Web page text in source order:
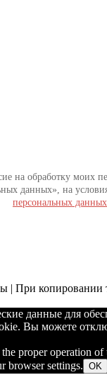
на обработку моих
данных», на
персональных
копировании
данные для
Вы можете
the proper
browser settings. OK